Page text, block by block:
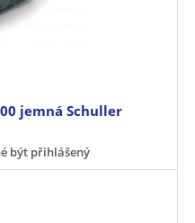
jemná Schuller
být přihlášený